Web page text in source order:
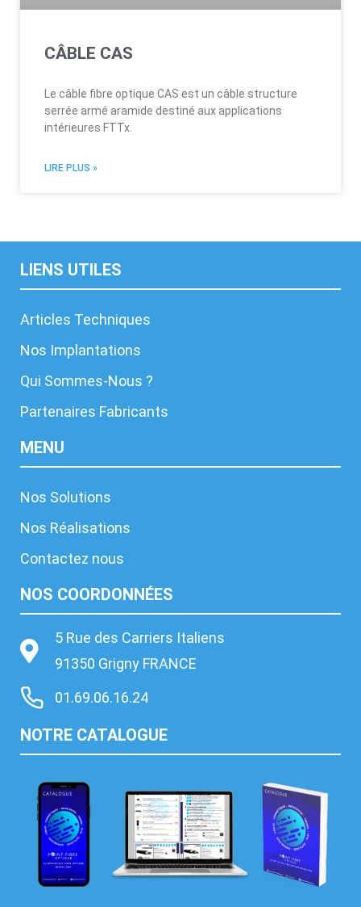
CÂBLE CAS
Le câble fibre optique CAS est un câble structure
serrée armé aramide destiné aux applications
intérieures FTTx.
LIRE PLUS »
LIENS UTILES
Articles Techniques
Nos Implantations
Qui Sommes-Nous ?
Partenaires Fabricants
MENU
Nos Solutions
Nos Réalisations
Contactez nous
NOS COORDONNÉES
5 Rue des Carriers Italiens
91350 Grigny FRANCE
01.69.06.16.24
NOTRE CATALOGUE